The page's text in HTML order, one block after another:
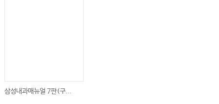
삼성내과매뉴얼 7판(구...